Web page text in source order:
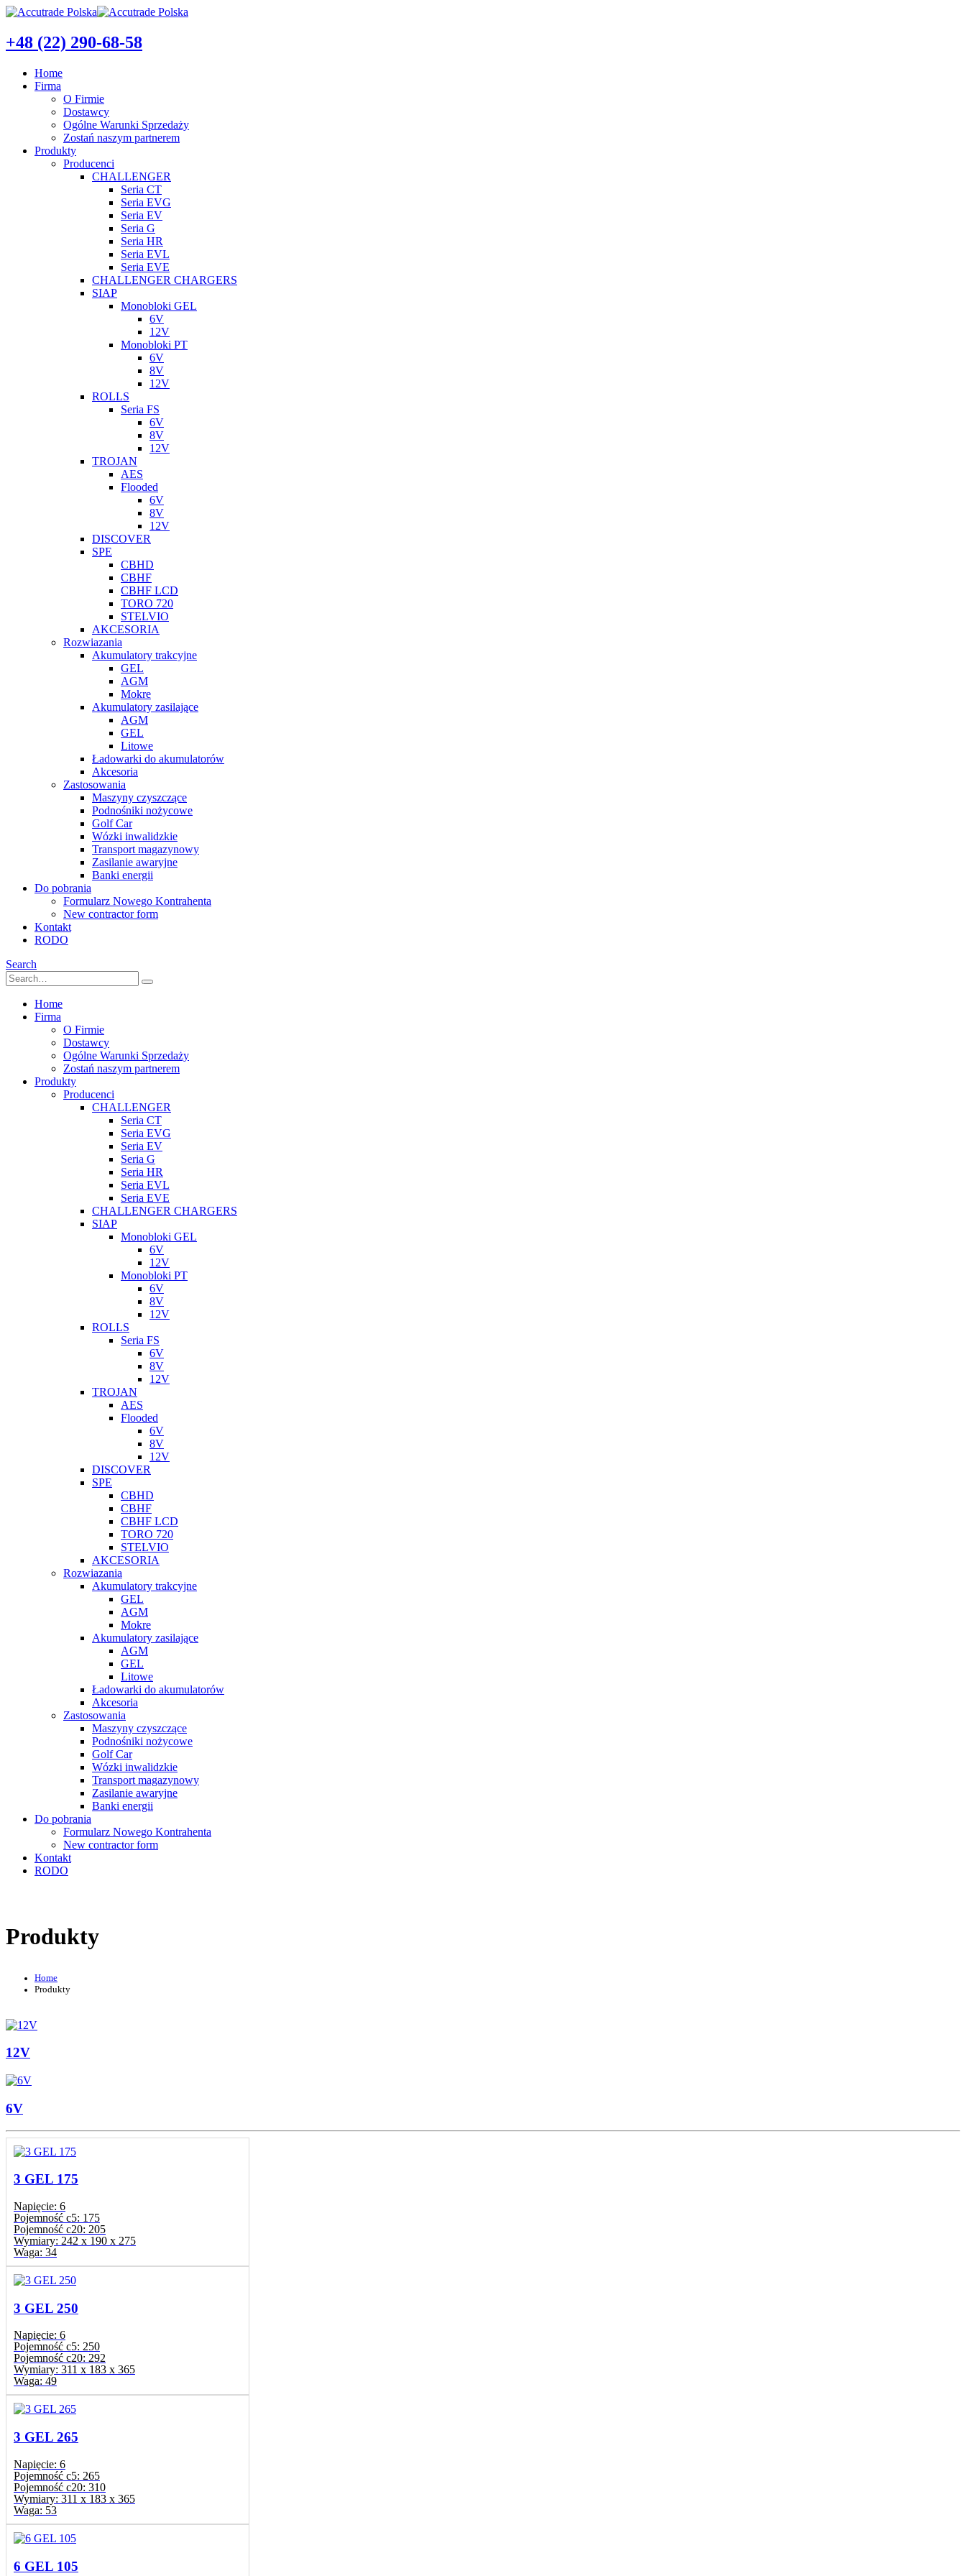
+48 (22) 290-68-58
Home
Firma
O Firmie
Dostawcy
Ogólne Warunki Sprzedaży
Zostań naszym partnerem
Produkty
Producenci
CHALLENGER
Seria CT
Seria EVG
Seria EV
Seria G
Seria HR
Seria EVL
Seria EVE
CHALLENGER CHARGERS
SIAP
Monobloki GEL
6V
12V
Monobloki PT
6V
8V
12V
ROLLS
Seria FS
6V
8V
12V
TROJAN
AES
Flooded
6V
8V
12V
DISCOVER
SPE
CBHD
CBHF
CBHF LCD
TORO 720
STELVIO
AKCESORIA
Rozwiazania
Akumulatory trakcyjne
GEL
AGM
Mokre
Akumulatory zasilające
AGM
GEL
Litowe
Ładowarki do akumulatorów
Akcesoria
Zastosowania
Maszyny czyszczące
Podnośniki nożycowe
Golf Car
Wózki inwalidzkie
Transport magazynowy
Zasilanie awaryjne
Banki energii
Do pobrania
Formularz Nowego Kontrahenta
New contractor form
Kontakt
RODO
Search
Home
Firma
O Firmie
Dostawcy
Ogólne Warunki Sprzedaży
Zostań naszym partnerem
Produkty
Producenci
CHALLENGER
Seria CT
Seria EVG
Seria EV
Seria G
Seria HR
Seria EVL
Seria EVE
CHALLENGER CHARGERS
SIAP
Monobloki GEL
6V
12V
Monobloki PT
6V
8V
12V
ROLLS
Seria FS
6V
8V
12V
TROJAN
AES
Flooded
6V
8V
12V
DISCOVER
SPE
CBHD
CBHF
CBHF LCD
TORO 720
STELVIO
AKCESORIA
Rozwiazania
Akumulatory trakcyjne
GEL
AGM
Mokre
Akumulatory zasilające
AGM
GEL
Litowe
Ładowarki do akumulatorów
Akcesoria
Zastosowania
Maszyny czyszczące
Podnośniki nożycowe
Golf Car
Wózki inwalidzkie
Transport magazynowy
Zasilanie awaryjne
Banki energii
Do pobrania
Formularz Nowego Kontrahenta
New contractor form
Kontakt
RODO
Produkty
Home
Produkty
12V
6V
3 GEL 175
Napięcie: 6
Pojemność c5: 175
Pojemność c20: 205
Wymiary: 242 x 190 x 275
Waga: 34
3 GEL 250
Napięcie: 6
Pojemność c5: 250
Pojemność c20: 292
Wymiary: 311 x 183 x 365
Waga: 49
3 GEL 265
Napięcie: 6
Pojemność c5: 265
Pojemność c20: 310
Wymiary: 311 x 183 x 365
Waga: 53
6 GEL 105